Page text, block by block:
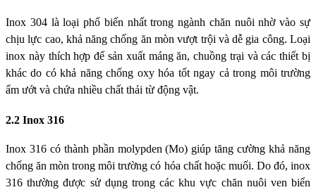
Inox 304 là loại phổ biến nhất trong ngành chăn nuôi nhờ vào sự
chịu lực cao, khả năng chống ăn mòn vượt trội và dễ gia công. Loại
inox này thích hợp để sản xuất máng ăn, chuồng trại và các thiết bị
khác do có khả năng chống oxy hóa tốt ngay cả trong môi trường
ẩm ướt và chứa nhiều chất thải từ động vật.
2.2 Inox 316
Inox 316 có thành phần molypden (Mo) giúp tăng cường khả năng
chống ăn mòn trong môi trường có hóa chất hoặc muối. Do đó, inox
316 thường được sử dụng trong các khu vực chăn nuôi ven biển